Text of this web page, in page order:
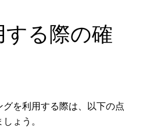
る際の確
を利用する際は、以下の点
ょう。